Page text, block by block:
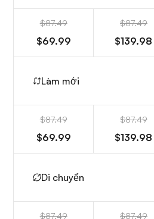
$87.49
$69.99
$87.49
$139.98
Làm mới
$87.49
$69.99
$87.49
$139.98
Di chuyển
$87.49 $87.49